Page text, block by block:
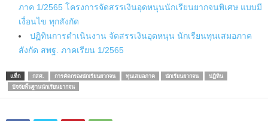
ภาค 1/2565 โครงการจัดสรรเงินอุดหนุนนักเรียนยากจนพิเศษ แบบมี
เงื่อนไข ทุกสังกัด
ปฏิทินการดำเนินงาน จัดสรรเงินอุดหนุน นักเรียนทุนเสมอภาค
สังกัด สพฐ. ภาคเรียน 1/2565
แท็ก กสศ. การคัดกรองนักเรียนยากจน ทุนเสมอภาค นักเรียนยากจน
ปฏิทิน
ปัจจัยพื้นฐานนักเรียนยากจน